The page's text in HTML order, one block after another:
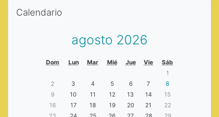
Saltar Calendario
Calendario
agosto 2026
Dom Lun Mar Mié Jue Vie
Sáb
1
2
3 4 5 6 7
8
9
10 11 12 13 14
15
16
17 18 19 20 21
22